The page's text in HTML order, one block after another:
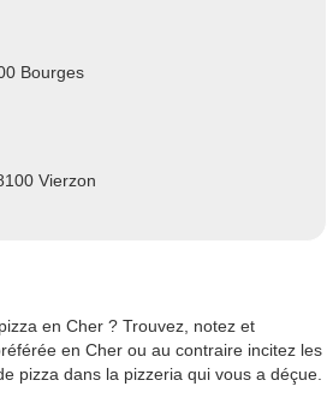
Bourges
Vierzon
en Cher ? Trouvez, notez et
en Cher ou au contraire incitez les
pizza dans la pizzeria qui vous a déçue.